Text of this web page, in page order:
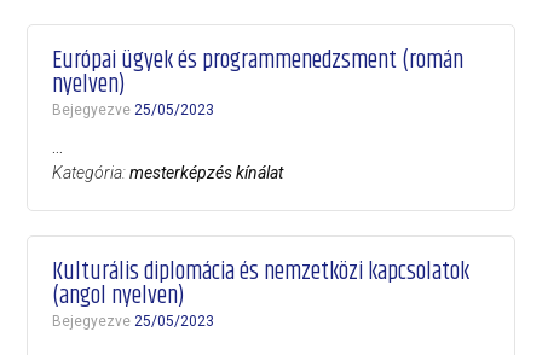
Európai ügyek és programmenedzsment (román
nyelven)
Bejegyezve25/05/2023
Kategória:mesterképzés kínálat
Kulturális diplomácia és nemzetközi kapcsolatok
(angol nyelven)
Bejegyezve25/05/2023